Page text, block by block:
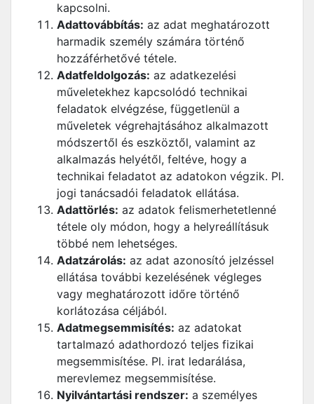
kapcsolni.
Adattovábbítás: az adat meghatározott
harmadik személy számára történő
hozzáférhetővé tétele.
Adatfeldolgozás: az adatkezelési
műveletekhez kapcsolódó technikai
feladatok elvégzése, függetlenül a
műveletek végrehajtásához alkalmazott
módszertől és eszköztől, valamint az
alkalmazás helyétől, feltéve, hogy a
technikai feladatot az adatokon végzik. Pl.
jogi tanácsadói feladatok ellátása.
Adattörlés: az adatok felismerhetetlenné
tétele oly módon, hogy a helyreállításuk
többé nem lehetséges.
Adatzárolás: az adat azonosító jelzéssel
ellátása további kezelésének végleges
vagy meghatározott időre történő
korlátozása céljából.
Adatmegsemmisítés: az adatokat
tartalmazó adathordozó teljes fizikai
megsemmisítése. Pl. irat ledarálása,
merevlemez megsemmisítése.
Nyilvántartási rendszer: a személyes